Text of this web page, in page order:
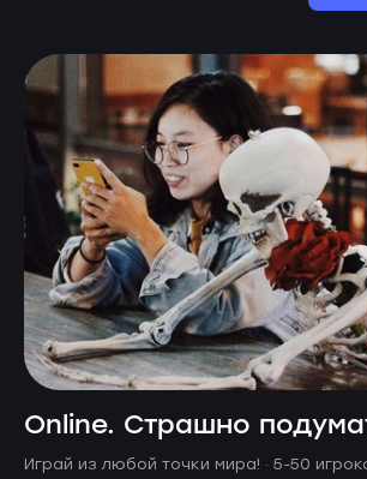
Online. Страшно
Играй из любой точки мира! · 5-50